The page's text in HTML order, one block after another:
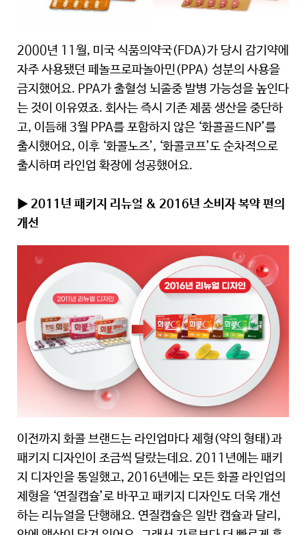
2000년 11월, 미국 식품의약국(FDA)가 당시 감기약에
자주 사용됐던 페놀프로파놀아민(PPA) 성분의 사용을
금지했어요. PPA가 출혈성 뇌졸중 발병 가능성을 높인다
는 것이 이유였죠. 회사는 즉시 기존 제품 생산을 중단하
고, 이듬해 3월 PPA를 포함하지 않은 ‘화콜골드NP’를
출시했어요, 이후 ‘화콜노즈’, ‘화콜코프’도 순차적으로
출시하며 라인업 확장에 성공했어요.
▶ 2011년 패키지 리뉴얼 & 2016년 소비자 복약 편의
개선
이전까지 화콜 브랜드는 라인업마다 제형(약의 형태)과
패키지 디자인이 조금씩 달랐는데요. 2011년에는 패키
지 디자인을 통일했고, 2016년에는 모든 화콜 라인업의
제형을 ‘연질캡슐’로 바꾸고 패키지 디자인도 더욱 개선
하는 리뉴얼을 단행해요. 연질캡슐은 일반 캡슐과 달리,